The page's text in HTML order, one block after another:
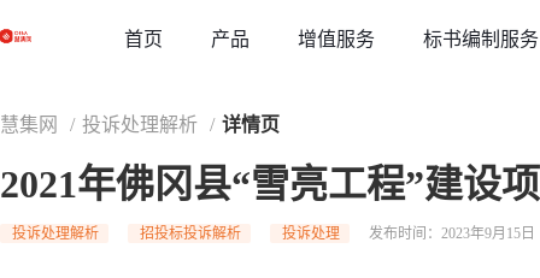
首页 产品 增值服务 标书编制服务
慧集网 / 投诉处理解析 / 详情页
2021年佛冈县“雪亮工程”建设
投诉处理解析 招投标投诉解析 投诉处理 发布时间：2023年9月15日